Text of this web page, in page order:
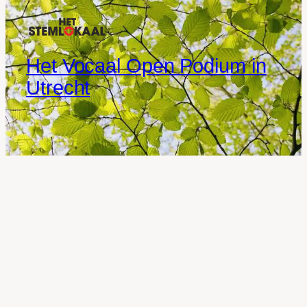
Het Vocaal Open Podium in
Utrecht